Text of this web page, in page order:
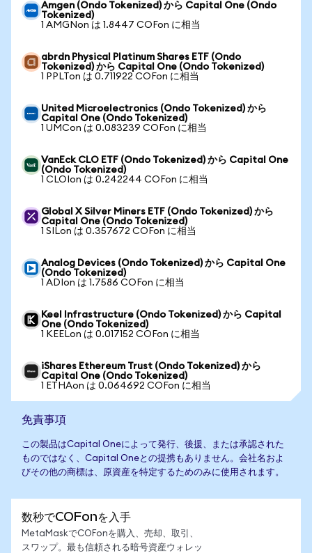
Amgen (Ondo Tokenized) から Capital One (Ondo
Tokenized)
1 AMGNon は 1.8447 COFon に相当
abrdn Physical Platinum Shares ETF (Ondo
Tokenized) から Capital One (Ondo Tokenized)
1 PPLTon は 0.711922 COFon に相当
United Microelectronics (Ondo Tokenized) から
Capital One (Ondo Tokenized)
1 UMCon は 0.083239 COFon に相当
VanEck CLO ETF (Ondo Tokenized) から Capital One
(Ondo Tokenized)
1 CLOIon は 0.242244 COFon に相当
Global X Silver Miners ETF (Ondo Tokenized) から
Capital One (Ondo Tokenized)
1 SILon は 0.357672 COFon に相当
Analog Devices (Ondo Tokenized) から Capital One
(Ondo Tokenized)
1 ADIon は 1.7586 COFon に相当
Keel Infrastructure (Ondo Tokenized) から Capital
One (Ondo Tokenized)
1 KEELon は 0.017152 COFon に相当
iShares Ethereum Trust (Ondo Tokenized) から
Capital One (Ondo Tokenized)
1 ETHAon は 0.064692 COFon に相当
免責事項
この製品はCapital Oneによって発行、後援、または承認された
ものではなく、Capital Oneとの提携もありません。会社名およ
びその他の商標は、原資産を特定するためのみに使用されます。
数秒でCOFonを入手
MetaMaskでCOFonを購入、売却、取引、
スワップ。最も信頼される暗号資産ウォレッ